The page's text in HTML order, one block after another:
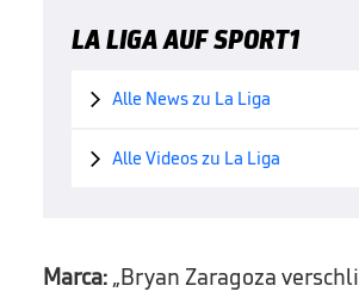
LA LIGA AUF SPORT1
 Alle News zu La Liga
 Alle Videos zu La Liga
Marca: „Bryan Zaragoza